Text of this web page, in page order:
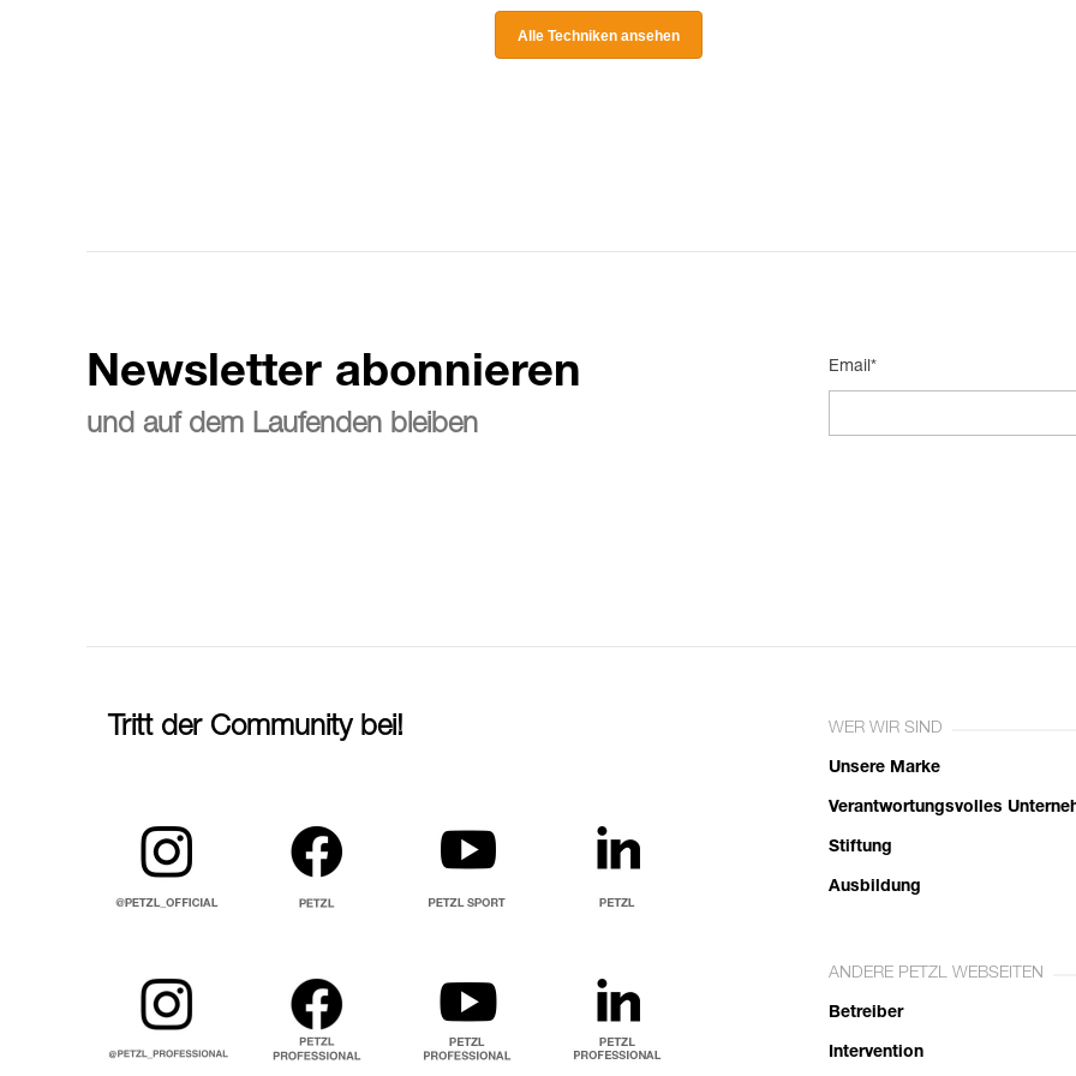
Alle Techniken ansehen
Newsletter abonnieren
und auf dem Laufenden bleiben
Email*
Tritt der Community bei! WER WIR SIND
Unsere Marke
Verantwortungsvolles
Stiftung
Ausbildung
ANDERE PETZL WEBSEITEN
Betreiber
Intervention